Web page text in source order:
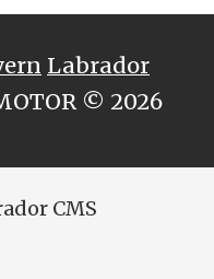
Labrador
© 2026
CMS